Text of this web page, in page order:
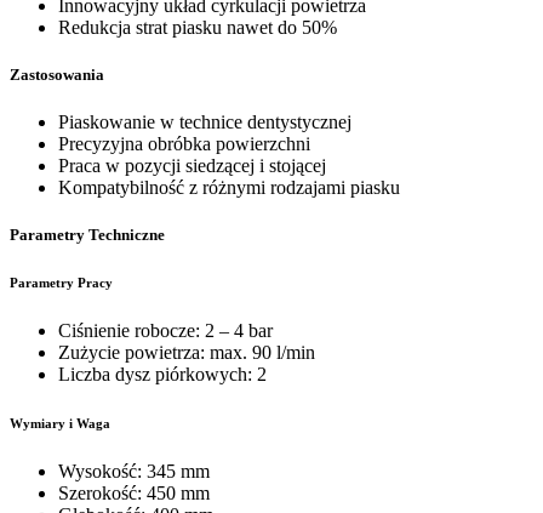
Innowacyjny układ cyrkulacji powietrza
Redukcja strat piasku nawet do 50%
Zastosowania
Piaskowanie w technice dentystycznej
Precyzyjna obróbka powierzchni
Praca w pozycji siedzącej i stojącej
Kompatybilność z różnymi rodzajami piasku
Parametry Techniczne
Parametry Pracy
Ciśnienie robocze: 2 – 4 bar
Zużycie powietrza: max. 90 l/min
Liczba dysz piórkowych: 2
Wymiary i Waga
Wysokość: 345 mm
Szerokość: 450 mm